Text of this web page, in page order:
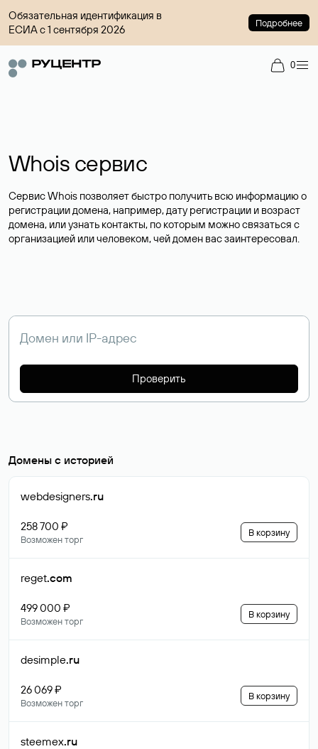
Обязательная идентификация в
ЕСИА с 1 сентября 2026
Подробнее
0
Whois сервис
Сервис Whois позволяет быстро получить всю информацию о
регистрации домена, например, дату регистрации и возраст
домена, или узнать контакты, по которым можно связаться с
организацией или человеком, чей домен вас заинтересовал.
Проверить
Домены с историей
webdesigners.ru
258 700 ₽
Возможен торг
В корзину
reget.com
499 000 ₽
Возможен торг
В корзину
desimple.ru
26 069 ₽
Возможен торг
В корзину
steemex.ru